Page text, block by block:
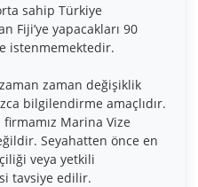
sahip Türkiye
Fiji’ye yapacakları 90
istenmemektedir.
zaman değişiklik
bilgilendirme amaçlıdır.
Marina Vize
Seyahatten önce en
veya yetkili
tavsiye edilir.